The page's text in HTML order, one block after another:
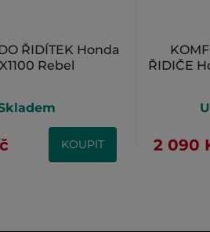
ŘIDÍTEK Honda
Rebel
KOUPIT
ŘIDIČE
2 090